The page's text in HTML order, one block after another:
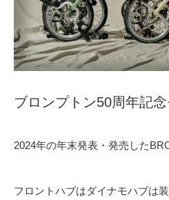
ブロンプトン50周年記念
2024年の年末発表・発売した
フロントハブはダイナモハブは